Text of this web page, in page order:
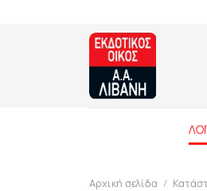
Αρχική σελίδα /